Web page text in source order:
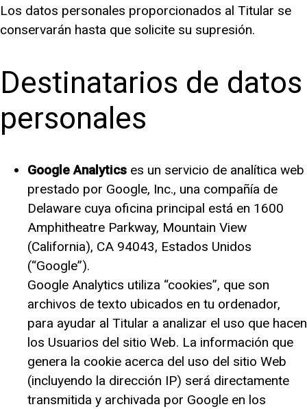
Los datos personales proporcionados al Titular se
conservarán hasta que solicite su supresión.
Destinatarios de datos
personales
Google Analytics es un servicio de analítica web
prestado por Google, Inc., una compañía de
Delaware cuya oficina principal está en 1600
Amphitheatre Parkway, Mountain View
(California), CA 94043, Estados Unidos
(“Google”).
Google Analytics utiliza “cookies”, que son
archivos de texto ubicados en tu ordenador,
para ayudar al Titular a analizar el uso que hacen
los Usuarios del sitio Web. La información que
genera la cookie acerca del uso del sitio Web
(incluyendo la dirección IP) será directamente
transmitida y archivada por Google en los